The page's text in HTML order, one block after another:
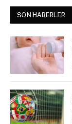
SON HABERLER